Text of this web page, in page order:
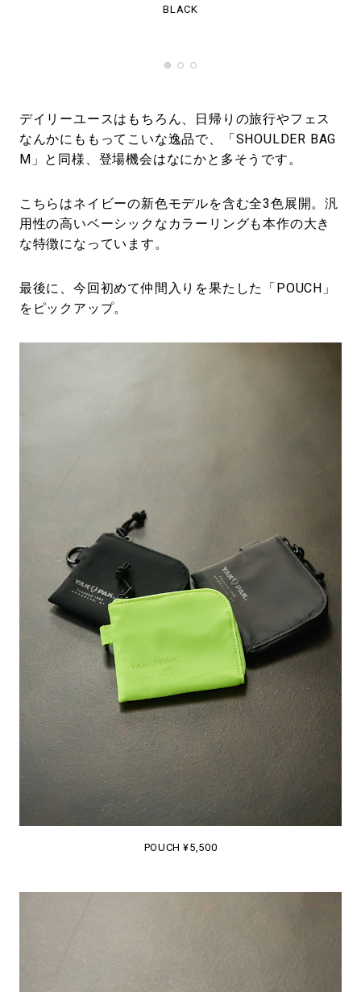
BLACK
デイリーユースはもちろん、日帰りの旅行やフェス
なんかにももってこいな逸品で、「SHOULDER BAG
M」と同様、登場機会はなにかと多そうです。
こちらはネイビーの新色モデルを含む全3色展開。汎
用性の高いベーシックなカラーリングも本作の大き
な特徴になっています。
最後に、今回初めて仲間入りを果たした「POUCH」
をピックアップ。
POUCH ¥5,500